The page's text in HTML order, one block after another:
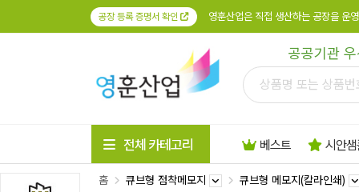
공장 등록 증명서 확인 영훈산업은 직접 생산하는 공장을 운
공공기관
전체 카테고리 베스트 시안
홈 큐브형 점착메모지 큐브형 메모지(칼라인쇄)